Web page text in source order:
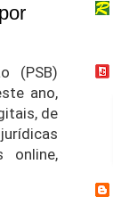
(PSB)
ano,
de
online,